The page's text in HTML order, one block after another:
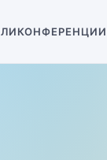
КОНФЕРЕНЦИИ